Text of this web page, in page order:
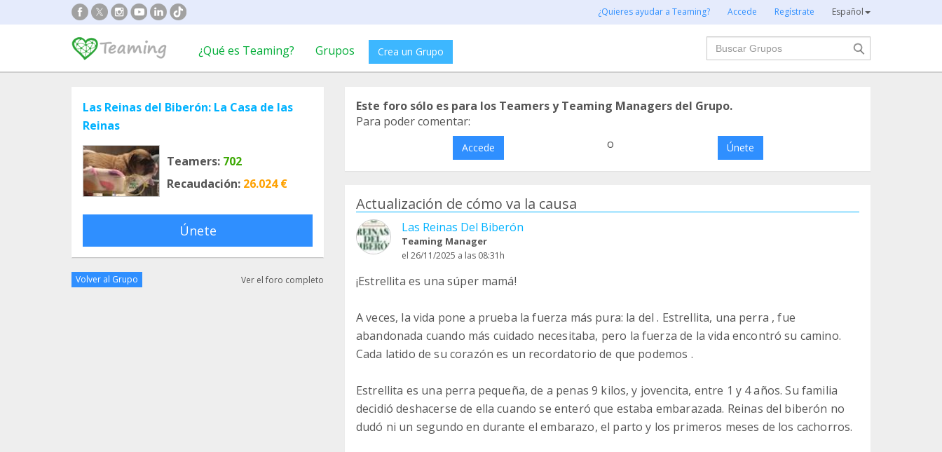
¿Quieres ayudar a Teaming? Accede Regístrate Español
¿Qué es Teaming? Grupos Crea un Grupo
Buscar
Las Reinas del Biberón: La Casa de las
Reinas
Teamers: 702
Recaudación: 26.024 €
Únete
Volver al Grupo Ver el foro completo
Este foro sólo es para los Teamers y Teaming Managers del Grupo.
Para poder comentar:
Accede o Únete
Actualización de cómo va la causa
Las Reinas Del Biberón
Teaming Manager
el 26/11/2025 a las 08:31h
¡Estrellita es una súper mamá!
A veces, la vida pone a prueba la fuerza más pura: la del . Estrellita, una perra , fue
abandonada cuando más cuidado necesitaba, pero la fuerza de la vida encontró su camino.
Cada latido de su corazón es un recordatorio de que podemos .
Estrellita es una perra pequeña, de a penas 9 kilos, y jovencita, entre 1 y 4 años. Su familia
decidió deshacerse de ella cuando se enteró que estaba embarazada. Reinas del biberón no
dudó ni un segundo en durante el embarazo, el parto y los primeros meses de los cachorros.